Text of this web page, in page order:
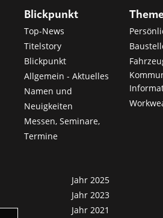
Blickpunkt
Top-News
Titelstory
Blickpunkt
Allgemein - Aktuelles
Namen und
Neuigkeiten
Messen, Seminare,
Termine
Jahr 2025
Jahr 2023
Jahr 2021